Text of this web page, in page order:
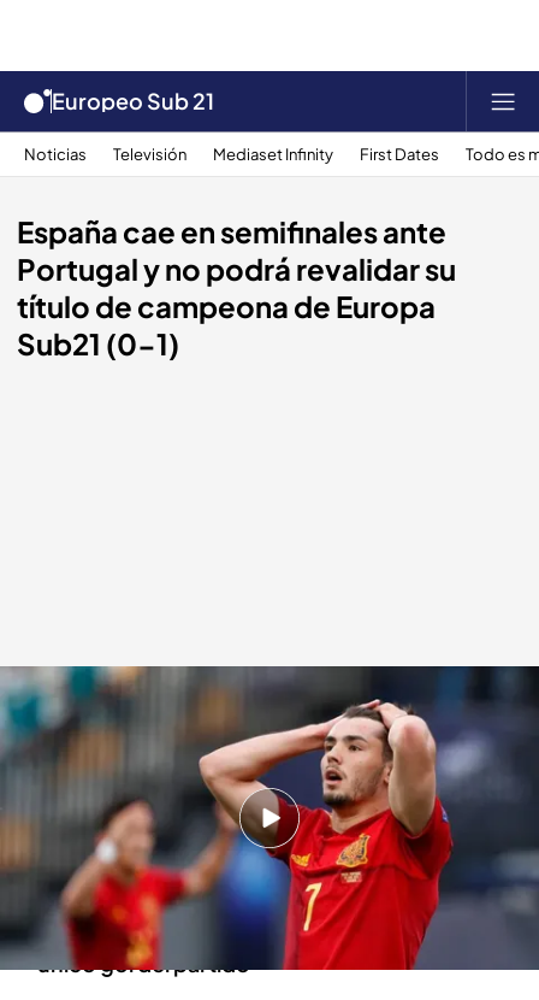
Europeo Sub 21
Noticias Televisión Mediaset Infinity First Dates Todo es
España cae en semifinales ante
Portugal y no podrá revalidar su
título de campeona de Europa
Sub21 (0-1)
Los jugadores de España se lamentan tras la derrota
03 JUN 2021 - 19:53h.
España tuvo ocasiones pero no supo
materializarlas
Jorge Cuenca marcó, en propia puerta, el
único gol del partido